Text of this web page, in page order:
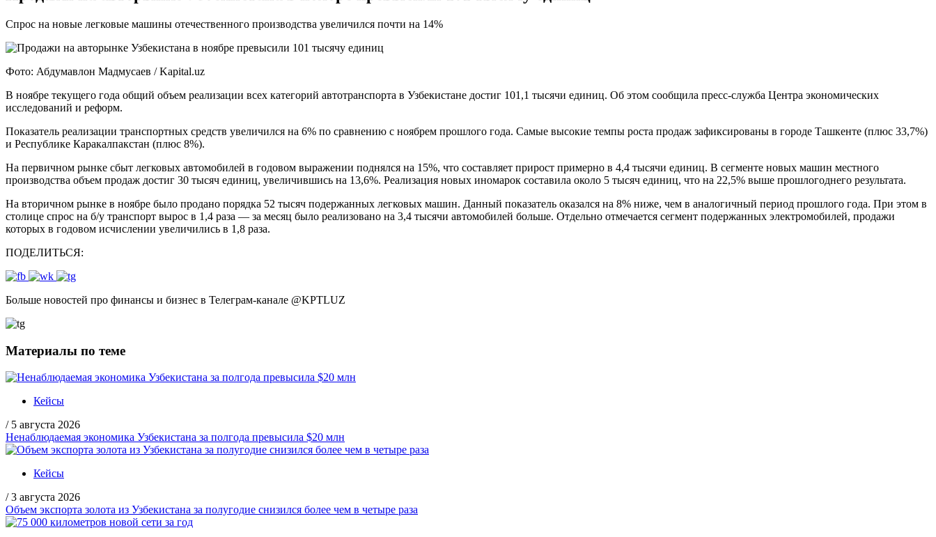
Спрос на новые легковые машины отечественного производства увеличился почти на 14%
Фото: Абдумавлон Мадмусаев / Kapital.uz
В ноябре текущего года общий объем реализации всех категорий автотранспорта в Узбекистане достиг 101,1 тысячи единиц. Об этом сообщила пресс-служба Центра экономических
исследований и реформ.
Показатель реализации транспортных средств увеличился на 6% по сравнению с ноябрем прошлого года. Самые высокие темпы роста продаж зафиксированы в городе Ташкенте (плюс 33,7%)
и Республике Каракалпакстан (плюс 8%).
На первичном рынке сбыт легковых автомобилей в годовом выражении поднялся на 15%, что составляет прирост примерно в 4,4 тысячи единиц. В сегменте новых машин местного
производства объем продаж достиг 30 тысяч единиц, увеличившись на 13,6%. Реализация новых иномарок составила около 5 тысяч единиц, что на 22,5% выше прошлогоднего результата.
На вторичном рынке в ноябре было продано порядка 52 тысяч подержанных легковых машин. Данный показатель оказался на 8% ниже, чем в аналогичный период прошлого года. При этом в
столице спрос на б/у транспорт вырос в 1,4 раза — за месяц было реализовано на 3,4 тысячи автомобилей больше. Отдельно отмечается сегмент подержанных электромобилей, продажи
которых в годовом исчислении увеличились в 1,8 раза.
ПОДЕЛИТЬСЯ:
Больше новостей про финансы и бизнес в Телеграм-канале @KPTLUZ
Материалы по теме
Кейсы
/ 5 августа 2026
Ненаблюдаемая экономика Узбекистана за полгода превысила $20 млн
Кейсы
/ 3 августа 2026
Объем экспорта золота из Узбекистана за полугодие снизился более чем в четыре раза